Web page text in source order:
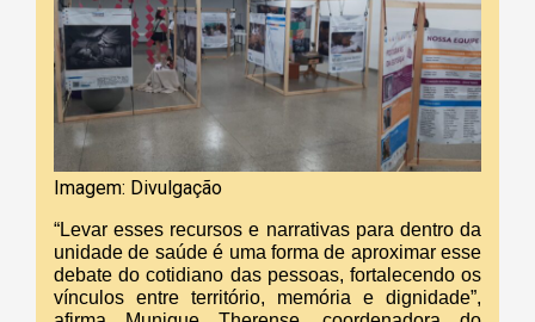
Imagem: Divulgação
“Levar esses recursos e narrativas para dentro da
unidade de saúde é uma forma de aproximar esse
debate do cotidiano das pessoas, fortalecendo os
vínculos entre território, memória e dignidade”,